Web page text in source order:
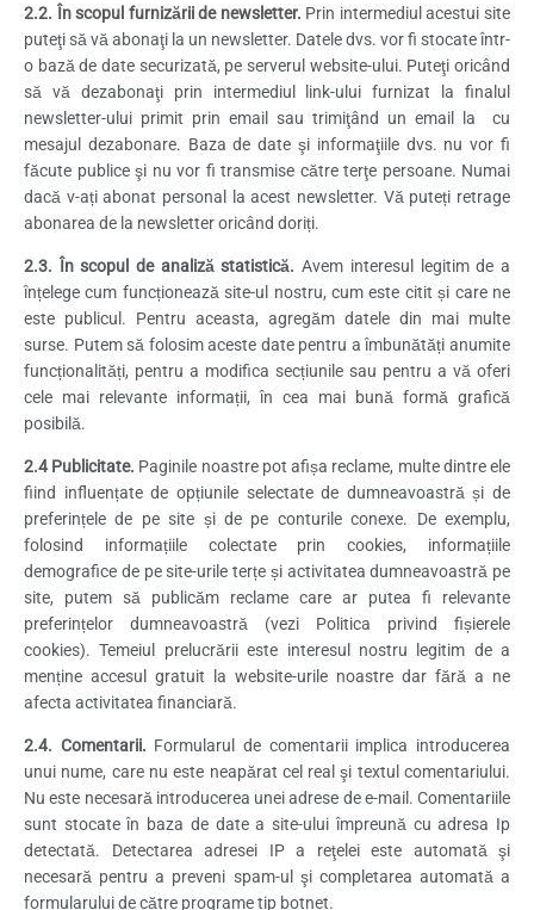
2.2. În scopul furnizării de newsletter. Prin intermediul acestui site
puteţi să vă abonaţi la un newsletter. Datele dvs. vor fi stocate într-
o bază de date securizată, pe serverul website-ului. Puteţi oricând
să vă dezabonaţi prin intermediul link-ului furnizat la finalul
newsletter-ului primit prin email sau trimiţând un email la cu
mesajul dezabonare. Baza de date şi informaţiile dvs. nu vor fi
făcute publice şi nu vor fi transmise către terţe persoane. Numai
dacă v-ați abonat personal la acest newsletter. Vă puteți retrage
abonarea de la newsletter oricând doriți.
2.3. În scopul de analiză statistică. Avem interesul legitim de a
înțelege cum funcționează site-ul nostru, cum este citit și care ne
este publicul. Pentru aceasta, agregăm datele din mai multe
surse. Putem să folosim aceste date pentru a îmbunătăți anumite
funcționalități, pentru a modifica secțiunile sau pentru a vă oferi
cele mai relevante informații, în cea mai bună formă grafică
posibilă.
2.4 Publicitate. Paginile noastre pot afișa reclame, multe dintre ele
fiind influențate de opțiunile selectate de dumneavoastră și de
preferințele de pe site și de pe conturile conexe. De exemplu,
folosind informațiile colectate prin cookies, informațiile
demografice de pe site-urile terțe și activitatea dumneavoastră pe
site, putem să publicăm reclame care ar putea fi relevante
preferințelor dumneavoastră (vezi Politica privind fișierele
cookies). Temeiul prelucrării este interesul nostru legitim de a
menține accesul gratuit la website-urile noastre dar fără a ne
afecta activitatea financiară.
2.4. Comentarii. Formularul de comentarii implica introducerea
unui nume, care nu este neapărat cel real şi textul comentariului.
Nu este necesară introducerea unei adrese de e-mail. Comentariile
sunt stocate în baza de date a site-ului împreună cu adresa Ip
detectată. Detectarea adresei IP a reţelei este automată şi
necesară pentru a preveni spam-ul şi completarea automată a
formularului de către programe tip botnet.